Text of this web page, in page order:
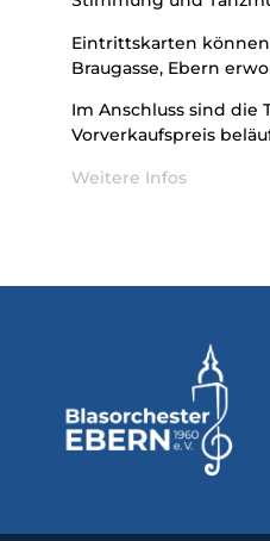
Eintrittskarten können
Braugasse, Ebern
Im Anschluss sind die
Vorverkaufspreis
Weitere Infos